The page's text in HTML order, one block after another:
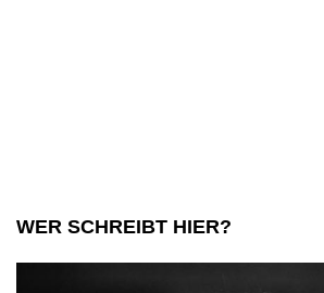
WER SCHREIBT HIER?